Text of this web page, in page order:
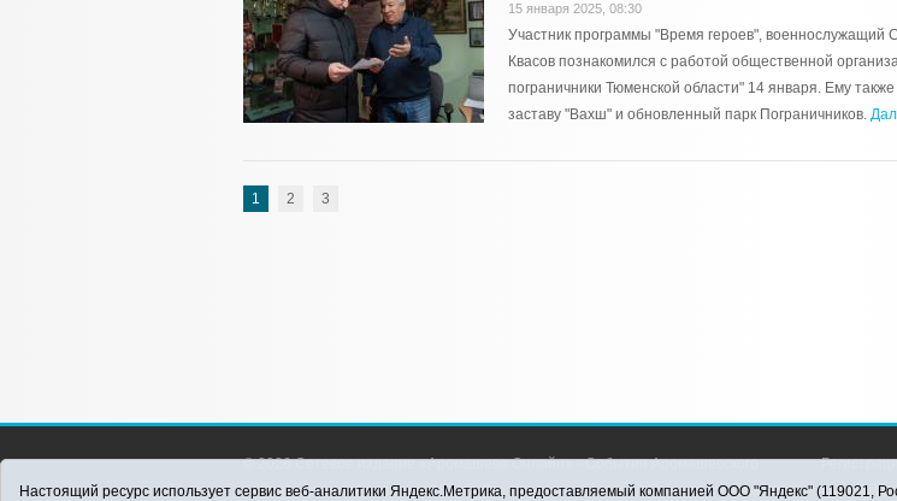
15 января 2025, 08:30
Участник программы "Время героев", военнослужащий
Квасов познакомился с работой общественной
пограничники Тюменской области" 14 января. Ему также
заставу "Вахш" и обновленный парк Пограничников.
1 2 3
© 2026 Сетевое издание «Аромашево Онлайн» - События Аромашевского
района. Для детей старше 16 лет. Все права защищены © При использовании
службой
Настоящий ресурс использует сервис веб-аналитики Яндекс.Метрика, предоставляемый компанией ООО "Яндекс" (119021,